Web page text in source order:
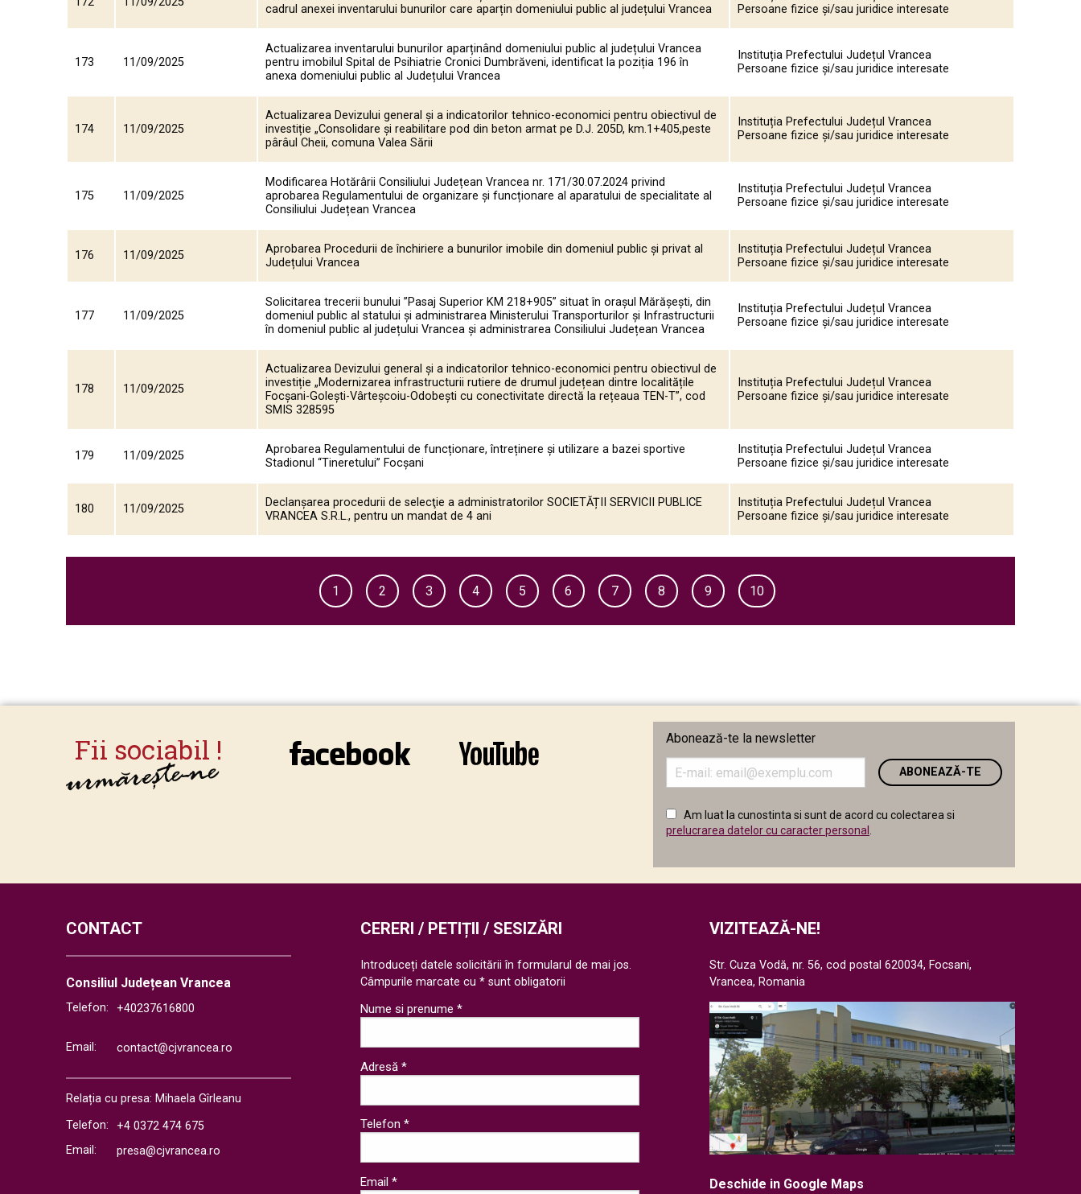
cadrul anexei inventarului bunurilor care aparțin domeniului public al județului Vrancea
Persoane fizice și/sau juridice interesate
173 11/09/2025
Actualizarea inventarului bunurilor aparținând domeniului public al județului Vrancea
pentru imobilul Spital de Psihiatrie Cronici Dumbrăveni, identificat la poziția 196 în
anexa domeniului public al Județului Vrancea
Instituția Prefectului Județul Vrancea
Persoane fizice și/sau juridice interesate
174 11/09/2025
Actualizarea Devizului general și a indicatorilor tehnico-economici pentru obiectivul de
investiție „Consolidare şi reabilitare pod din beton armat pe D.J. 205D, km.1+405,peste
pârâul Cheii, comuna Valea Sării
Instituția Prefectului Județul Vrancea
Persoane fizice și/sau juridice interesate
175 11/09/2025
Modificarea Hotărârii Consiliului Județean Vrancea nr. 171/30.07.2024 privind
aprobarea Regulamentului de organizare și funcționare al aparatului de specialitate al
Consiliului Județean Vrancea
Instituția Prefectului Județul Vrancea
Persoane fizice și/sau juridice interesate
176 11/09/2025
Aprobarea Procedurii de închiriere a bunurilor imobile din domeniul public și privat al
Județului Vrancea
Instituția Prefectului Județul Vrancea
Persoane fizice și/sau juridice interesate
177 11/09/2025
Solicitarea trecerii bunului ”Pasaj Superior KM 218+905” situat în orașul Mărășești, din
domeniul public al statului și administrarea Ministerului Transporturilor și Infrastructurii
în domeniul public al județului Vrancea și administrarea Consiliului Județean Vrancea
Instituția Prefectului Județul Vrancea
Persoane fizice și/sau juridice interesate
178 11/09/2025
Actualizarea Devizului general și a indicatorilor tehnico-economici pentru obiectivul de
investiție „Modernizarea infrastructurii rutiere de drumul județean dintre localitățile
Focșani-Golești-Vârteșcoiu-Odobești cu conectivitate directă la rețeaua TEN-T”, cod
SMIS 328595
Instituția Prefectului Județul Vrancea
Persoane fizice și/sau juridice interesate
179 11/09/2025
Aprobarea Regulamentului de funcționare, întreținere și utilizare a bazei sportive
Stadionul “Tineretului” Focșani
Instituția Prefectului Județul Vrancea
Persoane fizice și/sau juridice interesate
180 11/09/2025
Declanșarea procedurii de selecţie a administratorilor SOCIETĂȚII SERVICII PUBLICE
VRANCEA S.R.L., pentru un mandat de 4 ani
Instituția Prefectului Județul Vrancea
Persoane fizice și/sau juridice interesate
1 2 3 4 5 6 7 8 9 10
Abonează-te la newsletter
adresa
email
în
câmpul
Am luat la cunostinta si sunt de acord cu colectarea si
prelucrarea datelor cu caracter personal
CONTACT
Consiliul Județean Vrancea
Telefon: +40237616800
Email: contact@cjvrancea.ro
Relația cu presa: Mihaela Gîrleanu
Telefon:
+4 0372 474 675
Email:
presa@cjvrancea.ro
VIZITEAZĂ-NE!
Str. Cuza Vodă, nr. 56, cod postal 620034, Focsani,
Vrancea, Romania
Deschide in Google Maps
CERERI / PETIȚII / SESIZĂRI
Introduceți datele solicitării în formularul de mai jos.
Câmpurile marcate cu * sunt obligatorii
Nume si prenume *
Adresă *
Telefon *
Email *